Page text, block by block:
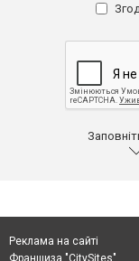
Реклама на сайті
Франшиза "CitySites"